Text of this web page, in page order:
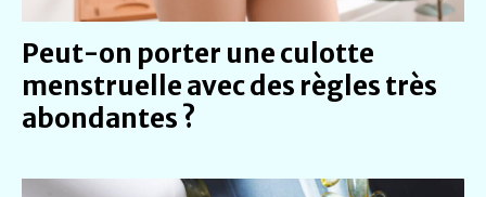
Peut-on porter une culotte
menstruelle avec des règles très
abondantes ?